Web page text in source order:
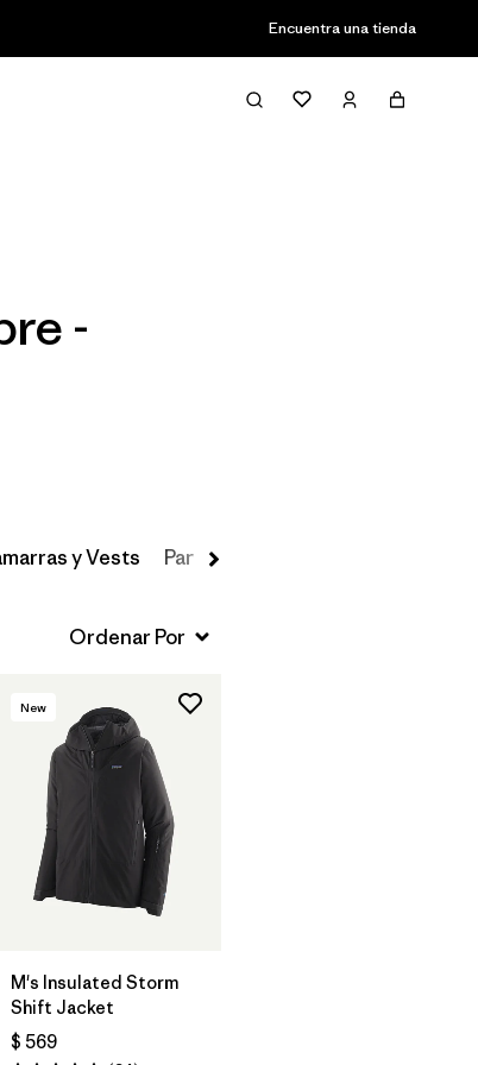
Encuentra una tienda
Filter & Sort
-
y Vests Pantalones de Nieve
New
M's Insulated Storm
Shift Jacket
$ 569